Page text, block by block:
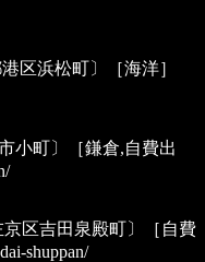
区浜松町〕［海洋］
小町〕［鎌倉,自費出
京区吉田泉殿町〕［自費
shuppan/